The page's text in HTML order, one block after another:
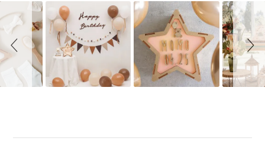
Slideshow
Slide controls